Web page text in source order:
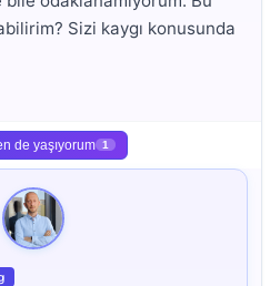
Sizi kaygı konusunda
de yaşıyorum 1